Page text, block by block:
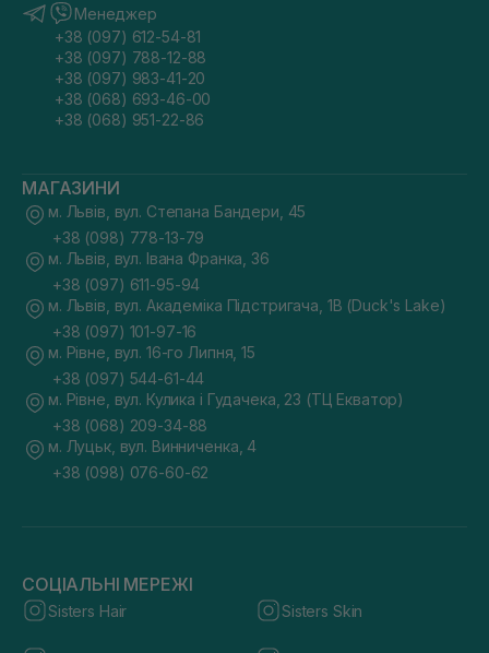
Менеджер
+38 (097) 612-54-81
+38 (097) 788-12-88
+38 (097) 983-41-20
+38 (068) 693-46-00
+38 (068) 951-22-86
МАГАЗИНИ
м. Львів, вул. Степана Бандери, 45
+38 (098) 778-13-79
м. Львів, вул. Івана Франка, 36
+38 (097) 611-95-94
м. Львів, вул. Академіка Підстригача, 1В (Duck's Lake)
+38 (097) 101-97-16
м. Рівне, вул. 16-го Липня, 15
+38 (097) 544-61-44
м. Рівне, вул. Кулика і Гудачека, 23 (ТЦ Екватор)
+38 (068) 209-34-88
м. Луцьк, вул. Винниченка, 4
+38 (098) 076-60-62
СОЦІАЛЬНІ МЕРЕЖІ
Sisters Hair Sisters Skin